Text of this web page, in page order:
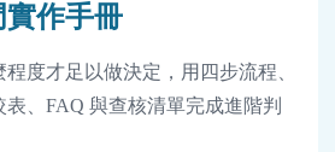
實作手冊
度才足以做決定，用四步流程、
、FAQ 與查核清單完成進階判